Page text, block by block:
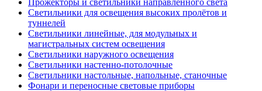
Светильники для освещения высоких пролётов и
туннелей
Светильники линейные, для модульных и
магистральных систем освещения
Светильники наружного освещения
Светильники настенно-потолочные
Светильники настольные, напольные, станочные
Фонари и переносные световые приборы